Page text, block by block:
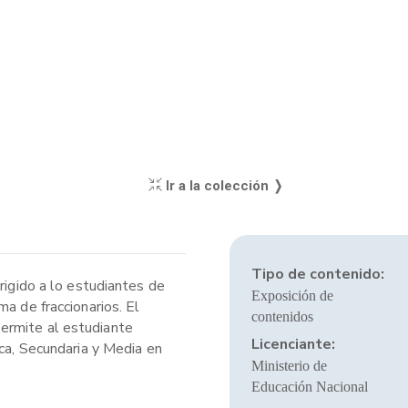
Ir a la colección ❭
a lo estudiantes de
de fraccionarios. El
al estudiante
Secundaria y Media en
Tipo de contenido:
Exposición de
contenidos
Licenciante:
Ministerio de
Educación Nacional